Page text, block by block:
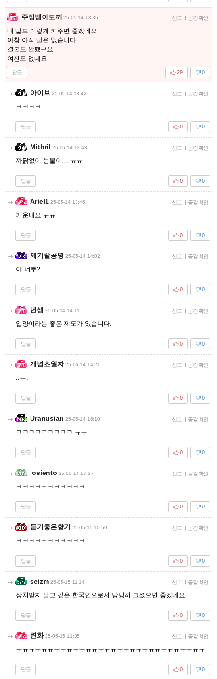
주정뱅이토끼 25-05-14 13:35 신고 | 공감 확인
내 딸도 이렇게 커주면 좋겠네요
아참 아직 딸은 없습니다
결혼도 안했구요
여친도 없네요
답글 0
29
아이브 25-05-14 13:42 신고 | 공감 확인
ㅋㅋㅋㅋ
답글 0
0
Mithril 25-05-14 13:43 신고 | 공감 확인
까닭없이 눈물이… ㅠㅠ
답글 0
0
Ariel1 25-05-14 13:46 신고 | 공감 확인
기운내요 ㅠㅠ
답글 0
0
제기랄공명 25-05-14 14:02 신고 | 공감 확인
야 너두?
답글 0
0
년생 25-05-14 14:11 신고 | 공감 확인
입양이라는 좋은 제도가 있습니다.
답글 0
0
개념초월자 25-05-14 14:21 신고 | 공감 확인
..ㅜ.
답글 0
0
Uranusian 25-05-14 16:10 신고 | 공감 확인
ㅋㅋㅋㅋㅋㅋㅋㅋㅋ ㅠㅠ
답글 0
0
losiento 25-05-14 17:37 신고 | 공감 확인
ㅋㅋㅋㅋㅋㅋㅋㅋㅋㅋㅋ
답글 0
0
듣기좋은향기 25-05-15 10:59 신고 | 공감 확인
ㅋㅋㅋㅋㅋㅋㅋㅋㅋㅋㅋ
답글 0
0
seizm 25-05-15 11:14 신고 | 공감 확인
상처받지 말고 같은 한국인으로서 당당히 크셨으면 좋겠네요...
답글 0
0
련화 25-05-15 11:35 신고 | 공감 확인
ㅠㅠㅠㅠㅠㅠㅠㅠㅠㅠㅠㅠㅠㅠㅠㅠㅠㅠㅠㅠㅠㅠㅠㅠㅠㅠㅠㅠㅠㅠ
답글 0
0